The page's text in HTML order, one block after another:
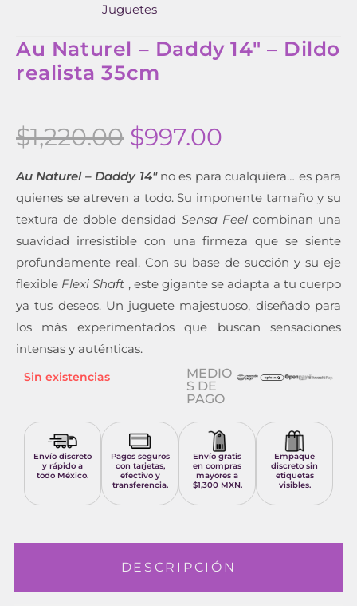
Juguetes
Au Naturel – Daddy 14″ – Dildo
realista 35cm
$1,220.00 $997.00
Au Naturel – Daddy 14″no es para cualquiera… es para
quienes se atreven a todo. Su imponente tamaño y su
textura de doble densidad Sensa Feelcombinan una
suavidad irresistible con una firmeza que se siente
profundamente real. Con su base de succión y su eje
flexible Flexi Shaft , este gigante se adapta a tu cuerpo
ya tus deseos. Un juguete majestuoso, diseñado para
los más experimentados que buscan sensaciones
intensas y auténticas.
Sin existencias
MEDIO
S DE
PAGO
Envío discreto
y rápido a
todo México.
Pagos seguros
con tarjetas,
efectivo y
transferencia.
Envío gratis
en compras
mayores a
$1,300 MXN.
Empaque
discreto sin
etiquetas
visibles.
DESCRIPCIÓN